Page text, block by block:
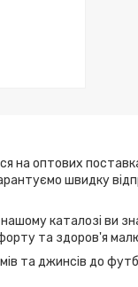
на оптових
швидку
каталозі ви
та здоров'я
та джинсів до